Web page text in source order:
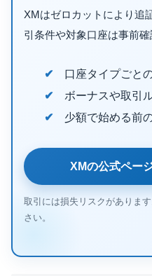
XMはゼロカットにより追
引条件や対象口座は事前確
口座タイプごと
ボーナスや取引
少額で始める前
XMの公式ペー
取引には損失リスクがありま
さい。